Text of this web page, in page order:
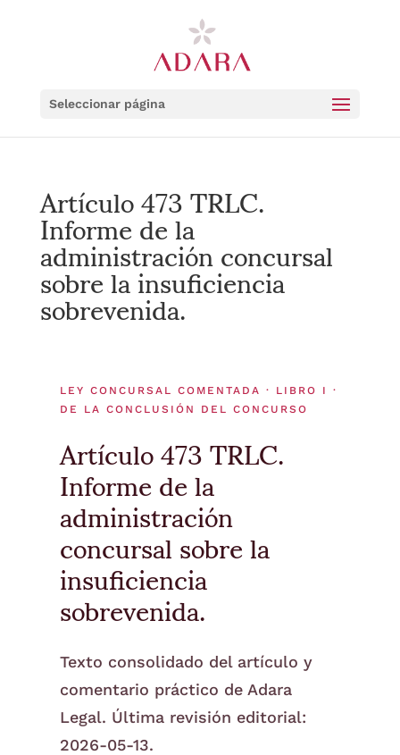
Seleccionar página
Artículo 473 TRLC.
Informe de la
administración concursal
sobre la insuficiencia
sobrevenida.
LEY CONCURSAL COMENTADA · LIBRO I ·
DE LA CONCLUSIÓN DEL CONCURSO
Artículo 473 TRLC.
Informe de la
administración
concursal sobre la
insuficiencia
sobrevenida.
Texto consolidado del artículo y
comentario práctico de Adara
Legal. Última revisión editorial:
2026-05-13.